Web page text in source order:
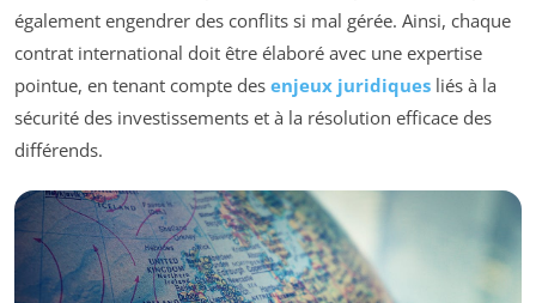
également engendrer des conflits si mal gérée. Ainsi, chaque
contrat international doit être élaboré avec une expertise
pointue, en tenant compte des enjeux juridiques liés à la
sécurité des investissements et à la résolution efficace des
différends.